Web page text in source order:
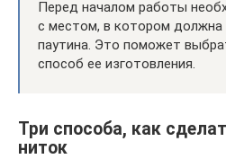
Перед началом работы
с местом, в котором
паутина. Это поможет
способ ее изготовления.
Три способа, как
ниток